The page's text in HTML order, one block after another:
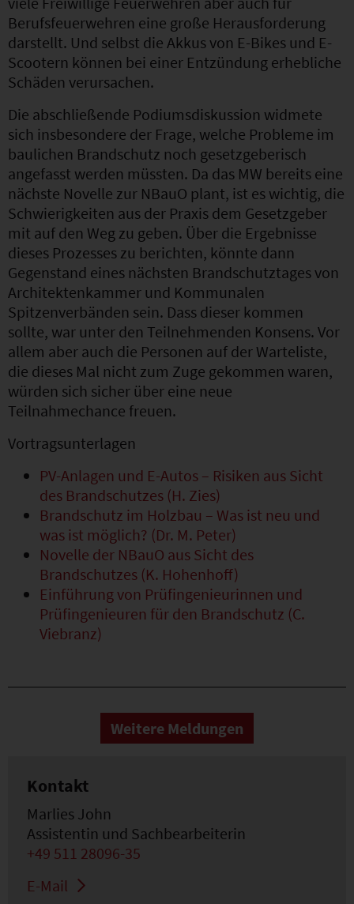
Berufsfeuerwehren eine große Herausforderung
darstellt. Und selbst die Akkus von E-Bikes und E-
Scootern können bei einer Entzündung erhebliche
Schäden verursachen.
Die abschließende Podiumsdiskussion widmete
sich insbesondere der Frage, welche Probleme im
baulichen Brandschutz noch gesetzgeberisch
angefasst werden müssten. Da das MW bereits eine
nächste Novelle zur NBauO plant, ist es wichtig, die
Schwierigkeiten aus der Praxis dem Gesetzgeber
mit auf den Weg zu geben. Über die Ergebnisse
dieses Prozesses zu berichten, könnte dann
Gegenstand eines nächsten Brandschutztages von
Architektenkammer und Kommunalen
Spitzenverbänden sein. Dass dieser kommen
sollte, war unter den Teilnehmenden Konsens. Vor
allem aber auch die Personen auf der Warteliste,
die dieses Mal nicht zum Zuge gekommen waren,
würden sich sicher über eine neue
Teilnahmechance freuen.
Vortragsunterlagen
PV-Anlagen und E-Autos – Risiken aus Sicht
des Brandschutzes (H. Zies)
Brandschutz im Holzbau – Was ist neu und
was ist möglich? (Dr. M. Peter)
Novelle der NBauO aus Sicht des
Brandschutzes (K. Hohenhoff)
Einführung von Prüfingenieurinnen und
Prüfingenieuren für den Brandschutz (C.
Viebranz)
Weitere Meldungen
Kontakt
Marlies John
Assistentin und Sachbearbeiterin
+49 511 28096-35
E-Mail